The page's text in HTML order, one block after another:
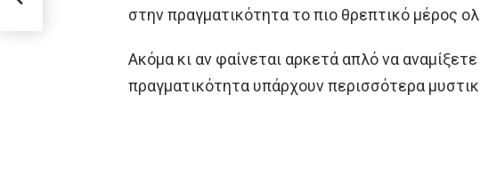
στην πραγματικότητα το πιο θρεπτικό μέρος
Ακόμα κι αν φαίνεται αρκετά απλό να
πραγματικότητα υπάρχουν περισσότερα